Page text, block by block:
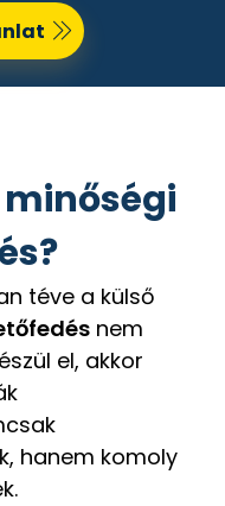
téve a külső
nem
el, akkor
hanem komoly